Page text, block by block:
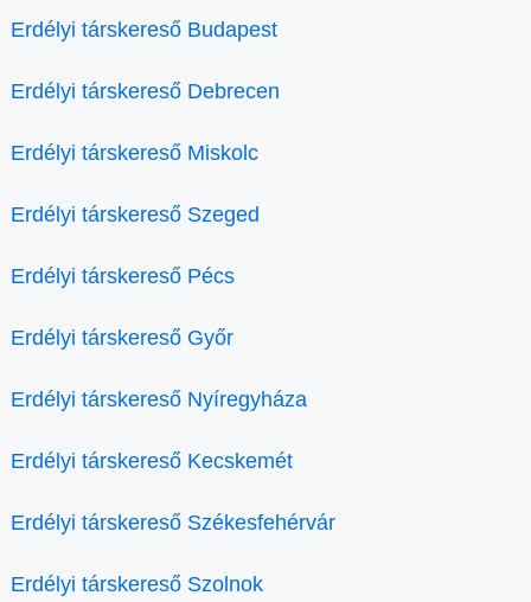
Erdélyi társkereső Budapest
Erdélyi társkereső Debrecen
Erdélyi társkereső Miskolc
Erdélyi társkereső Szeged
Erdélyi társkereső Pécs
Erdélyi társkereső Győr
Erdélyi társkereső Nyíregyháza
Erdélyi társkereső Kecskemét
Erdélyi társkereső Székesfehérvár
Erdélyi társkereső Szolnok